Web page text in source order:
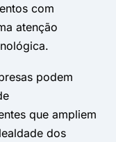
com
atenção
podem
que ampliem
dos